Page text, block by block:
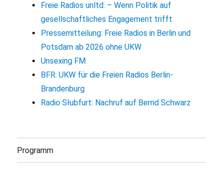
Freie Radios unltd. – Wenn Politik auf
gesellschaftliches Engagement trifft
Pressemitteilung: Freie Radios in Berlin und
Potsdam ab 2026 ohne UKW
Unsexing FM
BFR: UKW für die Freien Radios Berlin-
Brandenburg
Radio Słubfurt: Nachruf auf Bernd Schwarz
Programm